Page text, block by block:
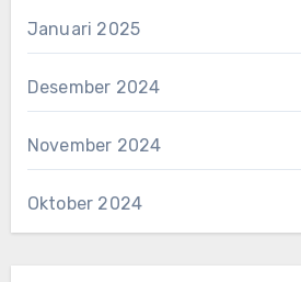
Januari 2025
Desember 2024
November 2024
Oktober 2024